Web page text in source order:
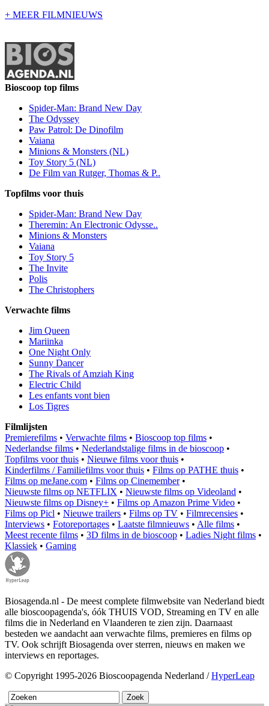
+ MEER FILMNIEUWS
Bioscoop top films
Spider-Man: Brand New Day
The Odyssey
Paw Patrol: De Dinofilm
Vaiana
Minions & Monsters (NL)
Toy Story 5 (NL)
De Film van Rutger, Thomas & P..
Topfilms voor thuis
Spider-Man: Brand New Day
Theremin: An Electronic Odysse..
Minions & Monsters
Vaiana
Toy Story 5
The Invite
Polis
The Christophers
Verwachte films
Jim Queen
Mariinka
One Night Only
Sunny Dancer
The Rivals of Amziah King
Electric Child
Les enfants vont bien
Los Tigres
Filmlijsten
Premierefilms • Verwachte films • Bioscoop top films •
Nederlandse films • Nederlandstalige films in de bioscoop •
Topfilms voor thuis • Nieuwe films voor thuis •
Kinderfilms / Familiefilms voor thuis • Films op PATHE thuis •
Films op meJane.com • Films op Cinemember•
Nieuwste films op NETFLIX • Nieuwste films op Videoland •
Nieuwste films op Disney+ • Films op Amazon Prime Video •
Films op Picl • Nieuwe trailers • Films op TV • Filmrecensies •
Interviews • Fotoreportages • Laatste filmnieuws • Alle films •
Meest recente films • 3D films in de bioscoop • Ladies Night films •
Klassiek • Gaming
Biosagenda.nl - De meest complete filmwebsite van Nederland biedt
alle bioscoopagenda's, óók THUIS VOD, Streaming en TV en alle
films die in Nederland en Vlaanderen te zien zijn. Daarnaast
besteden we aandacht aan verwachte films, premieres en films op
TV. Ook schrijft Biosagenda over sterren, nieuws en maken we
interviews en reportages.
© Copyright 1995-2026 Bioscoopagenda Nederland /HyperLeap